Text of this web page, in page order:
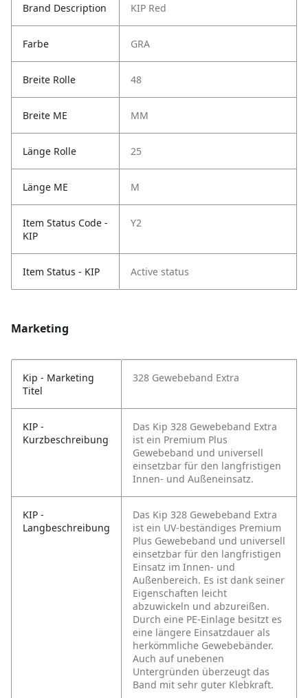
Brand Description KIP Red
Farbe GRA
Breite Rolle 48
Breite ME MM
Länge Rolle 25
Länge ME M
Item Status Code -
KIP
Y2
Item Status - KIP Active status
Marketing
Kip - Marketing
Titel
328 Gewebeband Extra
KIP -
Kurzbeschreibung
Das Kip 328 Gewebeband Extra
ist ein Premium Plus
Gewebeband und universell
einsetzbar für den langfristigen
Innen- und Außeneinsatz.
KIP -
Langbeschreibung
Das Kip 328 Gewebeband Extra
ist ein UV-beständiges Premium
Plus Gewebeband und universell
einsetzbar für den langfristigen
Einsatz im Innen- und
Außenbereich. Es ist dank seiner
Eigenschaften leicht
abzuwickeln und abzureißen.
Durch eine PE-Einlage besitzt es
eine längere Einsatzdauer als
herkömmliche Gewebebänder.
Auch auf unebenen
Untergründen überzeugt das
Band mit sehr guter Klebkraft.